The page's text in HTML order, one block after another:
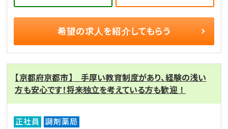
希望の求人を紹介してもらう
【京都府京都市】 手厚い教育制度があり、経験の浅い
方も安心です！将来独立を考えている方も歓迎！
正社員 調剤薬局